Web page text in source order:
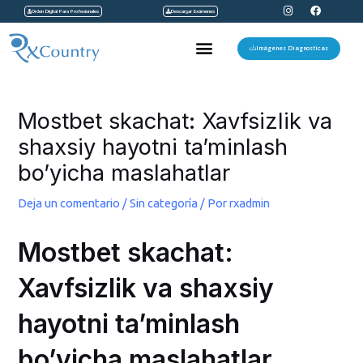
contenido
Orden Digital Para Profesionales Descargar Exámenes
I
n
s
t
a
F
a
c
e
b
Menu Imágenes Diagnosticas
Mostbet skachat: Xavfsizlik va
shaxsiy hayotni ta’minlash
bo’yicha maslahatlar
Deja un comentario /Sin categoría / Porrxadmin
Mostbet skachat:
Xavfsizlik va shaxsiy
hayotni ta’minlash
entradas